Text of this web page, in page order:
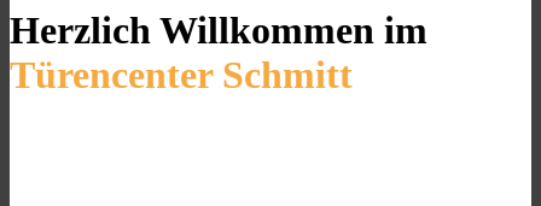
Herzlich Willkommen im
Türencenter Schmitt